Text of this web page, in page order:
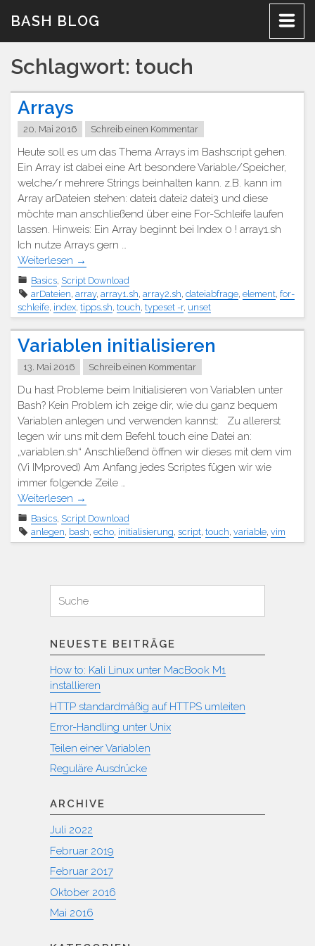
InhaltBASH BLOG
Schlagwort: touch
Arrays
20. Mai 2016 Schreib einen Kommentar
Heute soll es um das Thema Arrays im Bashscript gehen.
Ein Array ist dabei eine Art besondere Variable/Speicher,
welche/r mehrere Strings beinhalten kann. z.B. kann im
Array arDateien stehen: datei1 datei2 datei3 und diese
möchte man anschließend über eine For-Schleife laufen
lassen. Hinweis: Ein Array beginnt bei Index 0 ! array1.sh
Ich nutze Arrays gern …
Weiterlesen →
Basics, Script Download
arDateien, array, array1.sh, array2.sh, dateiabfrage, element, for-
schleife, index, tipps.sh, touch, typeset -r, unset
Variablen initialisieren
13. Mai 2016 Schreib einen Kommentar
Du hast Probleme beim Initialisieren von Variablen unter
Bash? Kein Problem ich zeige dir, wie du ganz bequem
Variablen anlegen und verwenden kannst: Zu allererst
legen wir uns mit dem Befehl touch eine Datei an:
„variablen.sh“ Anschließend öffnen wir dieses mit dem vim
(Vi IMproved) Am Anfang jedes Scriptes fügen wir wie
immer folgende Zeile …
Weiterlesen →
Basics, Script Download
anlegen, bash, echo, initialisierung, script, touch, variable, vim
für:
Suchen
NEUESTE BEITRÄGE
How to: Kali Linux unter MacBook M1
installieren
HTTP standardmäßig auf HTTPS umleiten
Error-Handling unter Unix
Teilen einer Variablen
Reguläre Ausdrücke
ARCHIVE
Juli 2022
Februar 2019
Februar 2017
Oktober 2016
Mai 2016